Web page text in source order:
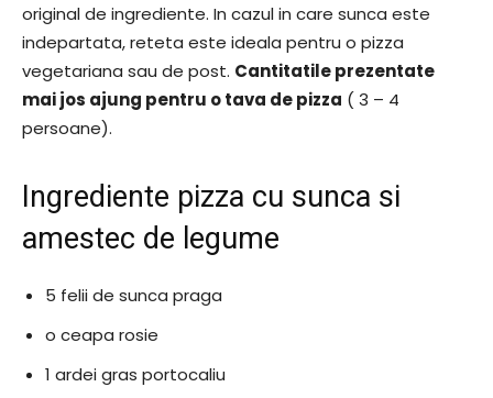
original de ingrediente. In cazul in care sunca este
indepartata, reteta este ideala pentru o pizza
vegetariana sau de post. Cantitatile prezentate
mai jos ajung pentru o tava de pizza ( 3 – 4
persoane).
Ingrediente pizza cu sunca si
amestec de legume
5 felii de sunca praga
o ceapa rosie
1 ardei gras portocaliu